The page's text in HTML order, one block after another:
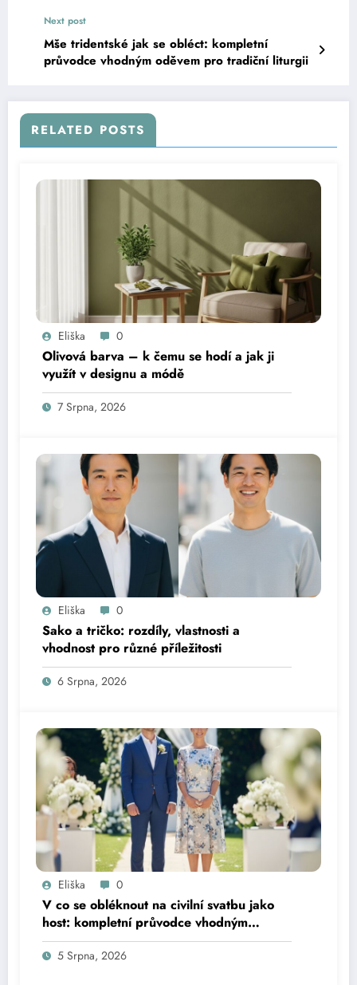
Next post
Mše tridentské jak se obléct: kompletní
průvodce vhodným oděvem pro tradiční liturgii
RELATED POSTS
Eliška 0
Olivová barva – k čemu se hodí a jak ji
využít v designu a módě
7 Srpna, 2026
Eliška 0
Sako a tričko: rozdíly, vlastnosti a
vhodnost pro různé příležitosti
6 Srpna, 2026
Eliška 0
V co se obléknout na civilní svatbu jako
host: kompletní průvodce vhodným
oblečením
5 Srpna, 2026